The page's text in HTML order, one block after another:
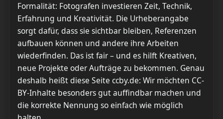
Formalität: Fotografen investieren Zeit, Technik,
Erfahrung und Kreativität. Die Urheberangabe
sorgt dafür, dass sie sichtbar bleiben, Referenzen
aufbauen können und andere ihre Arbeiten
wiederfinden. Das ist fair – und es hilft Kreativen,
neue Projekte oder Aufträge zu bekommen. Genau
deshalb heißt diese Seite ccby.de: Wir möchten CC-
BY-Inhalte besonders gut auffindbar machen und
die korrekte Nennung so einfach wie möglich